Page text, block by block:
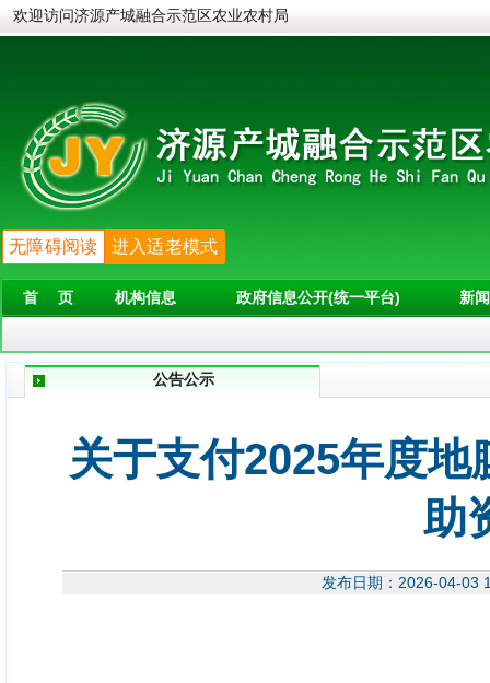
欢迎访问济源产城融合示范区农业农村局
无障碍阅读 进入适老模式
首 页 机构信息 政府信息公开(统一平台) 新
公告公示
关于支付2025年度
助
发布日期：2026-